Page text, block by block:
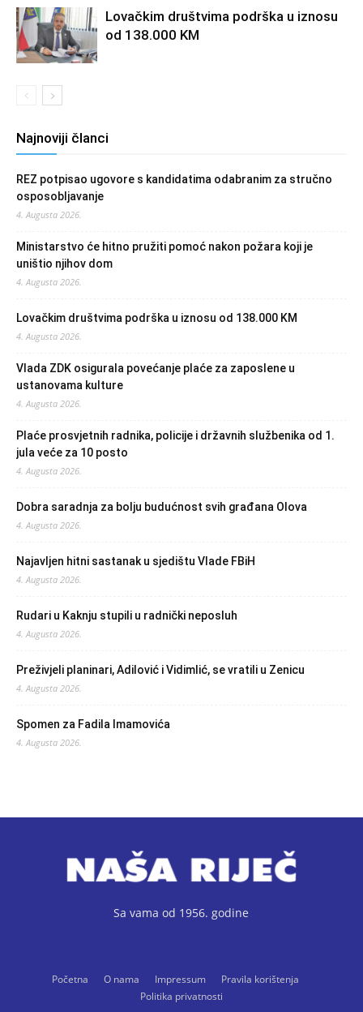
Lovačkim društvima podrška u iznosu
od 138.000 KM
Najnoviji članci
REZ potpisao ugovore s kandidatima odabranim za stručno
osposobljavanje
4. Augusta 2026.
Ministarstvo će hitno pružiti pomoć nakon požara koji je
uništio njihov dom
4. Augusta 2026.
Lovačkim društvima podrška u iznosu od 138.000 KM
4. Augusta 2026.
Vlada ZDK osigurala povećanje plaće za zaposlene u
ustanovama kulture
4. Augusta 2026.
Plaće prosvjetnih radnika, policije i državnih službenika od 1.
jula veće za 10 posto
4. Augusta 2026.
Dobra saradnja za bolju budućnost svih građana Olova
4. Augusta 2026.
Najavljen hitni sastanak u sjedištu Vlade FBiH
4. Augusta 2026.
Rudari u Kaknju stupili u radnički neposluh
4. Augusta 2026.
Preživjeli planinari, Adilović i Vidimlić, se vratili u Zenicu
4. Augusta 2026.
Spomen za Fadila Imamovića
4. Augusta 2026.
Sa vama od 1956. godine
Početna O nama Impressum
Pravila korištenja
Politika privatnosti